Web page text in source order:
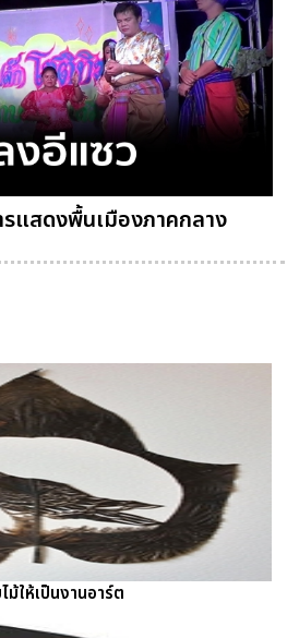
แสดงพื้นเมืองภาคกลาง
ให้เป็นงานอาร์ต